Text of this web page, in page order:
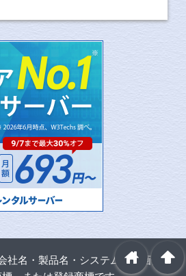
社名・製品名・システム名・画像など
arrowup
home